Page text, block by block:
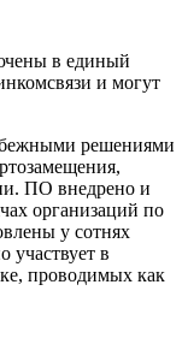
в единый
и могут
решениями
ПО внедрено и
организаций по
у сотнях
участвует в
проводимых как